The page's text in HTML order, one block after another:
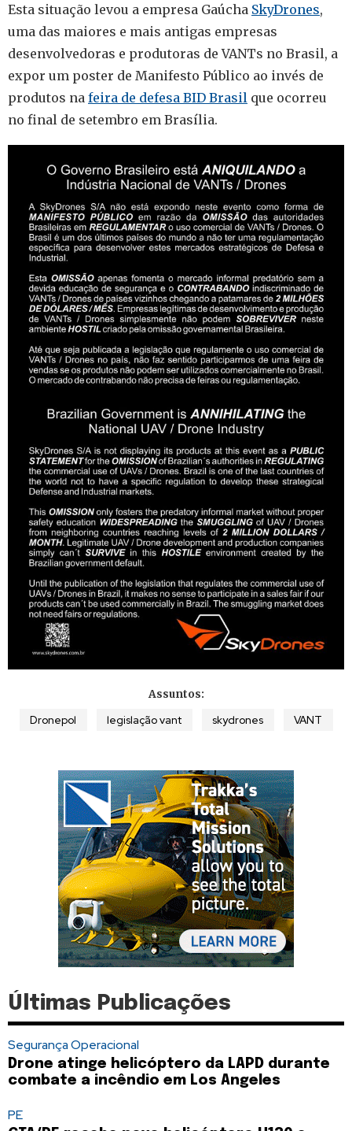
Esta situação levou a empresa Gaúcha SkyDrones,
uma das maiores e mais antigas empresas
desenvolvedoras e produtoras de VANTs no Brasil, a
expor um poster de Manifesto Público ao invés de
produtos na feira de defesa BID Brasil que ocorreu
no final de setembro em Brasília.
Assuntos:
Dronepol legislação vant skydrones VANT
Últimas Publicações
Segurança Operacional
Drone atinge helicóptero da LAPD durante
combate a incêndio em Los Angeles
PE